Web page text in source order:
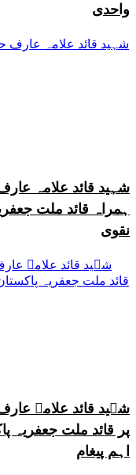
واحدی
شہید قائد علامہ
ہمراہ قائد ملت
نقوی
پر قائد ملت جعفریہ
اہم پیغام